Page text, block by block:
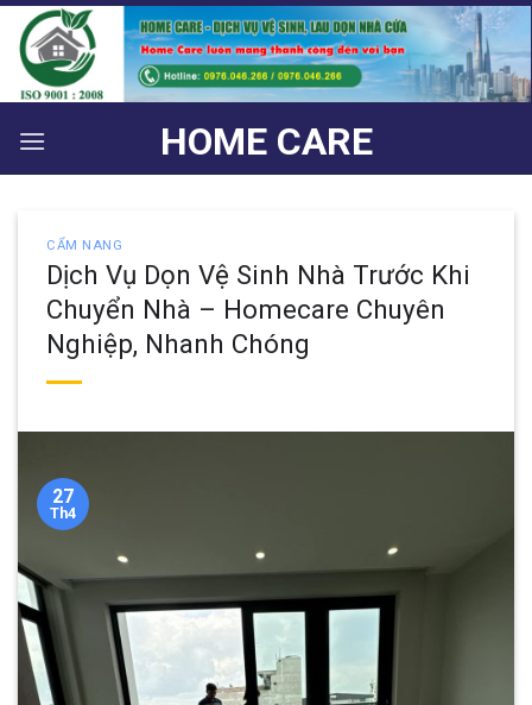
Bỏ
qua
nội
dung
HOME CARE
CẨM NANG
Dịch Vụ Dọn Vệ Sinh Nhà Trước Khi
Chuyển Nhà – Homecare Chuyên
Nghiệp, Nhanh Chóng
27
Th4